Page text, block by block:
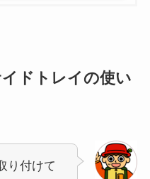
ドトレイの使い
り付けて